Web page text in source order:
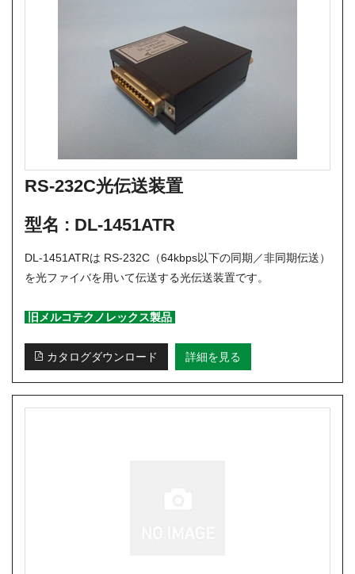
RS-232C光伝送装置
型名 : DL-1451ATR
DL-1451ATRは RS-232C（64kbps以下の同期／非同期伝送）
を光ファイバを用いて伝送する光伝送装置です。
旧メルコテクノレックス製品
カタログダウンロード 詳細を見る